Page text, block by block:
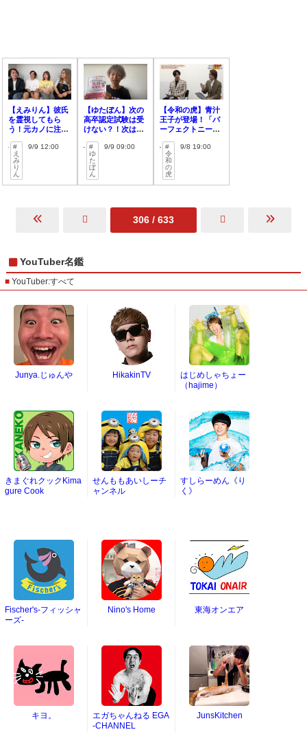
【えみりん】彼氏
を霊視してもら
う！元カノに注
は？！
え
み
り
ん
9/9 12:00
【ゆたぼん】次の
高卒認定試験は受
けない？！次は英
ゆ
た
ぼ
ん
9/9 09:00
【令和の虎】青汁
王子が登場！「パ
ーフェクトニード
す！？
令
和
の
虎
9/8 19:00
306 / 633
YouTuber名鑑
YouTuber:すべて
Junya.じゅんや HikakinTV
はじめしゃちょー
（hajime）
きまぐれクックKima
gure Cook
せんももあいしーチ
ャンネル
すしらーめん《り
く》
Fischer's-フィッシャ
ーズ-
Nino's Home 東海オンエア
キヨ。
エガちゃんねる EGA
-CHANNEL
JunsKitchen